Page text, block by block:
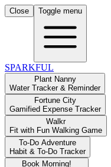
Close Toggle menu
SPARKFUL
Plant Nanny
Water Tracker & Reminder
Fortune City
Gamified Expense Tracker
Walkr
Fit with Fun Walking Game
To-Do Adventure
Habit & To-Do Tracker
Book Morning!